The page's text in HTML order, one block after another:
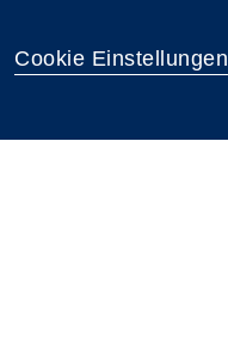
Cookie Einstellungen